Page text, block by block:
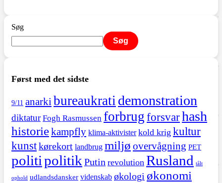
Søg
Søg
Først med det sidste
9/11 anarki bureaukrati demonstration
diktatur Fogh Rasmussen forbrugforsvarhash
historiekampfly klima-aktivister kold krig kultur
kunstkørekort landbrug miljø overvågning PET
politipolitik Putin revolution Rusland tålt
ophold udlandsdansker videnskab økologi økonomi